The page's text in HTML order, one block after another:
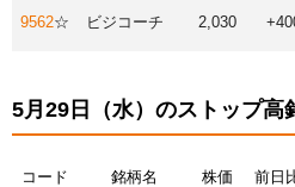
9562☆ ビジコーチ 2,030
5月29日（水）のストップ高
コード 銘柄名 株価 前日